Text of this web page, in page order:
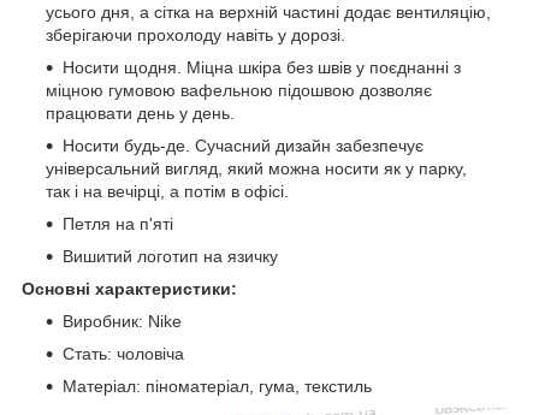
усього дня, а сітка на верхній частині додає вентиляцію,
зберігаючи прохолоду навіть у дорозі.
Носити щодня. Міцна шкіра без швів у поєднанні з
міцною гумовою вафельною підошвою дозволяє
працювати день у день.
Носити будь-де. Сучасний дизайн забезпечує
універсальний вигляд, який можна носити як у парку,
так і на вечірці, а потім в офісі.
Петля на п'яті
Вишитий логотип на язичку
Основні характеристики:
Виробник: Nike
Стать: чоловіча
Матеріал: піноматеріал, гума, текстиль